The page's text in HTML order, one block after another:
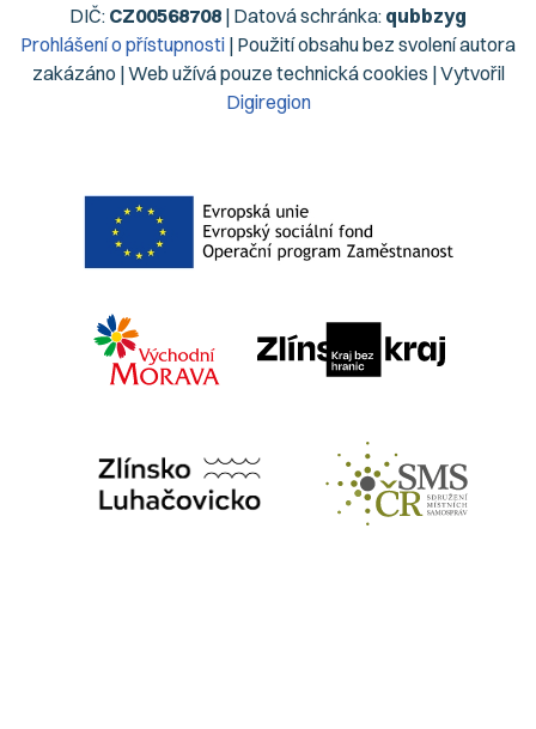
DIČ: CZ00568708 | Datová schránka: qubbzyg
Prohlášení o přístupnosti | Použití obsahu bez svolení autora
zakázáno | Web užívá pouze technická cookies | Vytvořil
Digiregion